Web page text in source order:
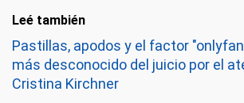
Leé también
Pastillas, apodos y el factor
más desconocido del juicio por el
Cristina Kirchner